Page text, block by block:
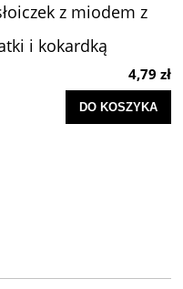
z miodem z
i kokardką
4,79 zł
DO KOSZYKA